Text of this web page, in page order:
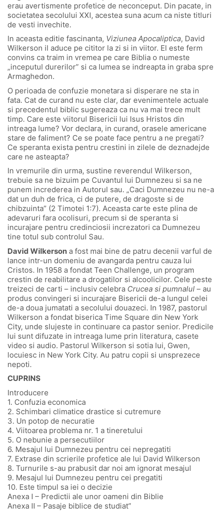
erau avertismente profetice de neconceput. Din pacate, in
societatea secolului XXI, acestea suna acum ca niste titluri
de vesti invechite.
In aceasta editie fascinanta, Viziunea Apocaliptica, David
Wilkerson il aduce pe cititor la zi si in viitor. El este ferm
convins ca traim in vremea pe care Biblia o numeste
„inceputul durerilor” si ca lumea se indreapta in graba spre
Armaghedon.
O perioada de confuzie monetara si disperare ne sta in
fata. Cat de curand nu este clar, dar evenimentele actuale
si precedentul biblic sugereaza ca nu va mai trece mult
timp. Care este viitorul Bisericii lui Isus Hristos din
intreaga lume? Vor declara, in curand, orasele americane
stare de faliment? Ce se poate face pentru a ne pregati?
Ce speranta exista pentru crestini in zilele de deznadejde
care ne asteapta?
In vremurile din urma, sustine reverendul Wilkerson,
trebuie sa ne bizuim pe Cuvantul lui Dumnezeu si sa ne
punem increderea in Autorul sau. „Caci Dumnezeu nu ne-a
dat un duh de frica, ci de putere, de dragoste si de
chibzuinta” (2 Timotei 1:7). Aceasta carte este plina de
adevaruri fara ocolisuri, precum si de speranta si
incurajare pentru credinciosii increzatori ca Dumnezeu
tine totul sub controlul Sau.
David Wilkerson a fost mai bine de patru decenii varful de
lance intr-un domeniu de avangarda pentru cauza lui
Cristos. In 1958 a fondat Teen Challenge, un program
crestin de reabilitare a drogatilor si alcoolicilor. Cele peste
treizeci de carti – inclusiv celebra Crucea si pumnalul – au
produs convingeri si incurajare Bisericii de-a lungul celei
de-a doua jumatati a secolului douazeci. In 1987, pastorul
Wilkerson a fondat biserica Time Square din New York
City, unde slujeste in continuare ca pastor senior. Predicile
lui sunt difuzate in intreaga lume prin literatura, casete
video si audio. Pastorul Wilkerson si sotia lui, Gwen,
locuiesc in New York City. Au patru copii si unsprezece
nepoti.
CUPRINS
Introducere
1. Confuzia economica
2. Schimbari climatice drastice si cutremure
3. Un potop de necuratie
4. Viitoarea problema nr. 1 a tineretului
5. O nebunie a persecutiilor
6. Mesajul lui Dumnezeu pentru cei nepregatiti
7. Extrase din scrierile profetice ale lui David Wilkerson
8. Turnurile s-au prabusit dar noi am ignorat mesajul
9. Mesajul lui Dumnezeu pentru cei pregatiti
10. Este timpul sa iei o decizie
Anexa I – Predictii ale unor oameni din Biblie
Anexa II – Pasaje biblice de studiat”